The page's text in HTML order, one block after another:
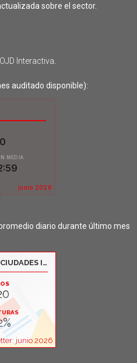
sobre el sector.
OJD Interactiva
auditado disponible):
diario durante último mes